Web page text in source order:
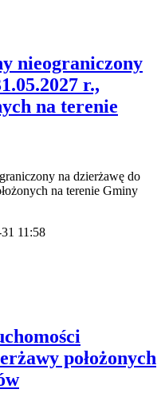
nieograniczony
r.,
na terenie
na dzierżawę do
na terenie Gminy
11:58
położonych